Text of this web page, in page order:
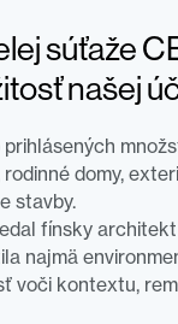
súťaže
našej
domy,
stavby.
fínsky architekt
najmä
voči kontextu,